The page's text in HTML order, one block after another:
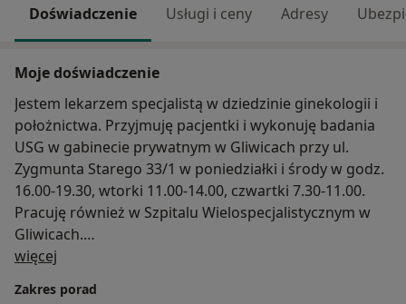
Doświadczenie Usługi i ceny Adresy
Moje doświadczenie
Jestem lekarzem specjalistą w dziedzinie ginekologii i
położnictwa. Przyjmuję pacjentki i wykonuję badania
USG w gabinecie prywatnym w Gliwicach przy ul.
Zygmunta Starego 33/1 w poniedziałki i środy w godz.
16.00-19.30, wtorki 11.00-14.00, czwartki 7.30-11.00.
Pracuję również w Szpitalu Wielospecjalistycznym w
Gliwicach.
Posiadam doświadczenie w ultrasonografii ciąży i
więcej
Zakres porad